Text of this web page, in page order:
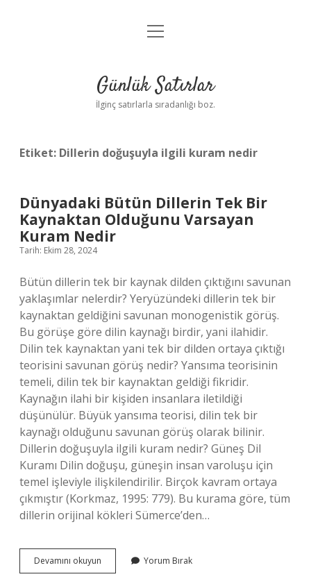
Anasayfa
Yasal Uyarı
menüyü
Günlük Satırlar
İlginç satırlarla sıradanlığı boz.
Etiket: Dillerin doğuşuyla ilgili kuram nedir
Dünyadaki Bütün Dillerin Tek Bir
Kaynaktan Olduğunu Varsayan
Kuram Nedir
Tarih: Ekim 28, 2024
Bütün dillerin tek bir kaynak dilden çıktığını savunan
yaklaşımlar nelerdir? Yeryüzündeki dillerin tek bir
kaynaktan geldiğini savunan monogenistik görüş.
Bu görüşe göre dilin kaynağı birdir, yani ilahidir.
Dilin tek kaynaktan yani tek bir dilden ortaya çıktığı
teorisini savunan görüş nedir? Yansıma teorisinin
temeli, dilin tek bir kaynaktan geldiği fikridir.
Kaynağın ilahi bir kişiden insanlara iletildiği
düşünülür. Büyük yansıma teorisi, dilin tek bir
kaynağı olduğunu savunan görüş olarak bilinir.
Dillerin doğuşuyla ilgili kuram nedir? Güneş Dil
Kuramı Dilin doğuşu, güneşin insan varoluşu için
temel işleviyle ilişkilendirilir. Birçok kavram ortaya
çıkmıştır (Korkmaz, 1995: 779). Bu kurama göre, tüm
dillerin orijinal kökleri Sümerce’den…
Devamını okuyun Dünyadaki
Bütün
Yorum Bırak